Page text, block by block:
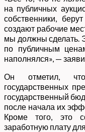
на публичных
собственники,
создают рабочие
мы должны сделать.
по публичным
наполнялся», —
Он отметил, что
государственных
государственный
после начала их
Кроме того, это
заработную плату